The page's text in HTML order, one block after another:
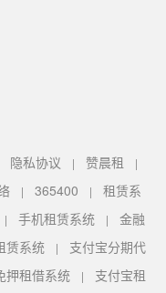
隐私协议 | 赞晨租 |
| 365400 | 租赁系
| 手机租赁系统 | 金融
赁系统| 支付宝分期代
押租借系统| 支付宝租